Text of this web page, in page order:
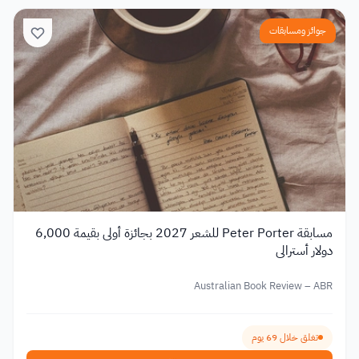
جوائز ومسابقات
مسابقة Peter Porter للشعر 2027 بجائزة أولى بقيمة 6,000
دولار أسترالي
Australian Book Review – ABR
تغلق خلال 69 يوم